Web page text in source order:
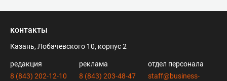
контакты
Казань, Лобачевского 10, корпус 2
редакция
8 (843) 202-12-10
реклама
8 (843) 203-48-47
отдел персонала
staff@business-